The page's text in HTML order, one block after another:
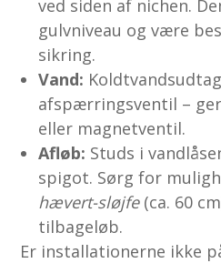
ved siden af nichen.
gulvniveau og være
sikring.
Vand:
afspærringsventil –
eller magnetventil.
Afløb: Studs i
spigot. Sørg for
hævert-sløjfe(ca. 60
tilbageløb.
Er installationerne ikke